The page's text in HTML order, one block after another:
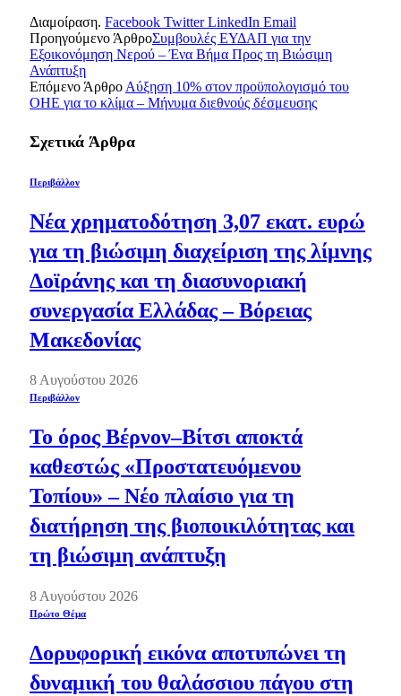
Διαμοίραση. Facebook Twitter LinkedIn Email
Προηγούμενο ΆρθροΣυμβουλές ΕΥΔΑΠ για την
Εξοικονόμηση Νερού – Ένα Βήμα Προς τη Βιώσιμη
Ανάπτυξη
Επόμενο Άρθρο Αύξηση 10% στον προϋπολογισμό του
ΟΗΕ για το κλίμα – Μήνυμα διεθνούς δέσμευσης
Σχετικά Άρθρα
Περιβάλλον
Νέα χρηματοδότηση 3,07 εκατ. ευρώ
για τη βιώσιμη διαχείριση της λίμνης
Δοϊράνης και τη διασυνοριακή
συνεργασία Ελλάδας – Βόρειας
Μακεδονίας
8 Αυγούστου 2026
Περιβάλλον
Το όρος Βέρνον–Βίτσι αποκτά
καθεστώς «Προστατευόμενου
Τοπίου» – Νέο πλαίσιο για τη
διατήρηση της βιοποικιλότητας και
τη βιώσιμη ανάπτυξη
8 Αυγούστου 2026
Πρώτο Θέμα
Δορυφορική εικόνα αποτυπώνει τη
δυναμική του θαλάσσιου πάγου στη